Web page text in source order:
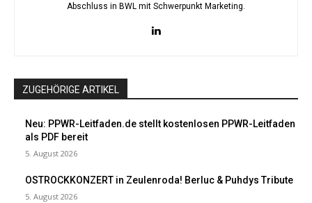
Abschluss in BWL mit Schwerpunkt Marketing.
ZUGEHÖRIGE ARTIKEL
Neu: PPWR-Leitfaden.de stellt kostenlosen PPWR-Leitfaden
als PDF bereit
5. August 2026
OSTROCKKONZERT in Zeulenroda! Berluc & Puhdys Tribute
5. August 2026